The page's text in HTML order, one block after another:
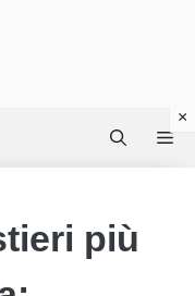
più